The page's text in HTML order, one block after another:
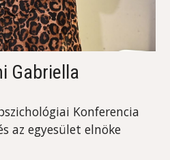
Gabriella
Konferencia
az egyesület elnöke